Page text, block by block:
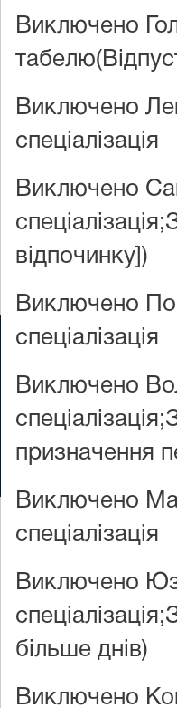
Виключено
Виключено
спеціалізація
Виключено
відпочинку])
Виключено
спеціалізація
Виключено
призначення
Виключено
спеціалізація
Виключено
більше днів)
Виключено
Інше
v1.38.1